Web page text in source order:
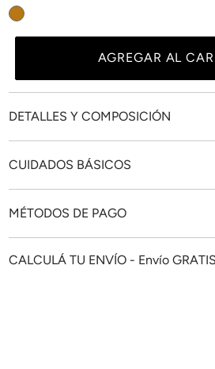
AGREGAR AL
DETALLES Y COMPOSICIÓN
CUIDADOS BÁSICOS
MÉTODOS DE PAGO
CALCULÁ TU ENVÍO - Envío